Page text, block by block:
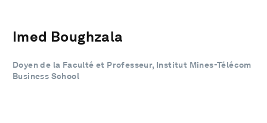
Imed Boughzala
Doyen de la Faculté et Professeur, Institut Mines-Télécom
Business School